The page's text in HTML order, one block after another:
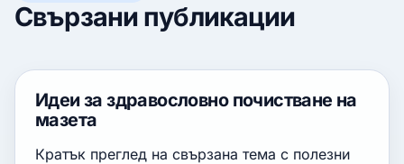
Свързани публикации
Идеи за здравословно почистване на
мазета
Кратък преглед на свързана тема с полезни